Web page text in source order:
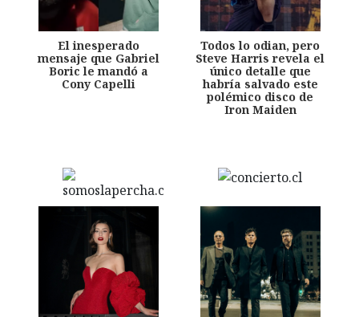
El inesperado
mensaje que Gabriel
Boric le mandó a
Cony Capelli
Todos lo odian, pero
Steve Harris revela el
único detalle que
habría salvado este
polémico disco de
Iron Maiden